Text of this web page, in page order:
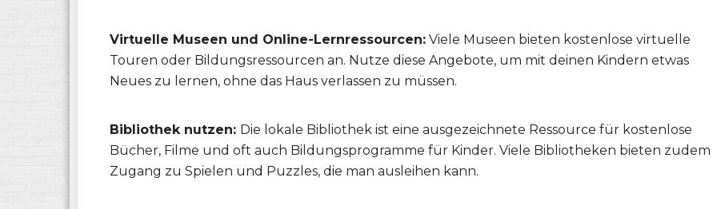
Virtuelle Museen und Online-Lernressourcen: Viele Museen bieten kostenlose virtuelle
Touren oder Bildungsressourcen an. Nutze diese Angebote, um mit deinen Kindern etwas
Neues zu lernen, ohne das Haus verlassen zu müssen.
Bibliothek nutzen: Die lokale Bibliothek ist eine ausgezeichnete Ressource für kostenlose
Bücher, Filme und oft auch Bildungsprogramme für Kinder. Viele Bibliotheken bieten zudem
Zugang zu Spielen und Puzzles, die man ausleihen kann.